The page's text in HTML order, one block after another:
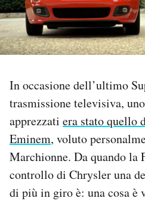
NEWSLETTER
CALENDARIO
AREA PERSONALE
In occasione dell’ultimo
trasmissione televisiva,
apprezzati era stato quello
Eminem, voluto
Marchionne. Da quando la
controllo di Chrysler una
di più in giro è: una cosa è